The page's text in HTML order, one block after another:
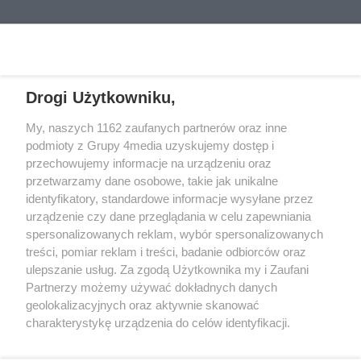
prezes Stali Gorzów, Jarosław
dziennikarz Przeglądu
Sportowego.
REKLAMA
Reklama Kontakt
Informacja o Nadawcy
Drogi Użytkowniku,
My, naszych 1162 zaufanych partnerów oraz inne
podmioty z Grupy 4media uzyskujemy dostęp i
przechowujemy informacje na urządzeniu oraz
przetwarzamy dane osobowe, takie jak unikalne
identyfikatory, standardowe informacje wysyłane przez
urządzenie czy dane przeglądania w celu zapewniania
spersonalizowanych reklam, wybór spersonalizowanych
treści, pomiar reklam i treści, badanie odbiorców oraz
ulepszanie usług. Za zgodą Użytkownika my i Zaufani
Partnerzy możemy używać dokładnych danych
geolokalizacyjnych oraz aktywnie skanować
charakterystykę urządzenia do celów identyfikacji.